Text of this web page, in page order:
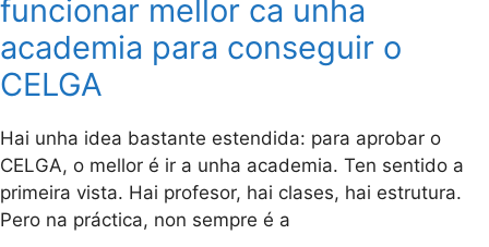
funcionar mellor ca unha
academia para conseguir o
CELGA
Hai unha idea bastante estendida: para aprobar o
CELGA, o mellor é ir a unha academia. Ten sentido a
primeira vista. Hai profesor, hai clases, hai estrutura.
Pero na práctica, non sempre é a